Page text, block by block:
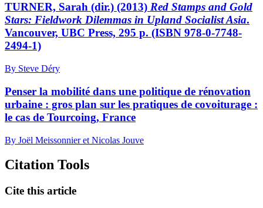
TURNER, Sarah (dir.) (2013) Red Stamps and Gold
Stars: Fieldwork Dilemmas in Upland Socialist Asia.
Vancouver, UBC Press, 295 p. (ISBN 978-0-7748-
2494-1)
By Steve Déry
Penser la mobilité dans une politique de rénovation
urbaine : gros plan sur les pratiques de covoiturage :
le cas de Tourcoing, France
By Joël Meissonnier et Nicolas Jouve
Citation Tools
Cite this article